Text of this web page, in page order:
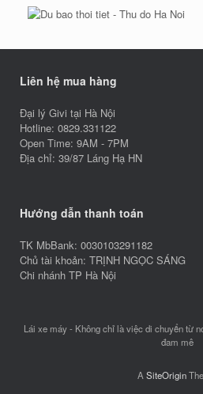
Liên hệ mua hàng
Đại lý Givi tại Hà Nội
Hotline: 0829.331122
Open Time: 9AM - 7PM
Địa chỉ: 39/87 Láng Hạ HN
Hướng dẫn thanh toán
TK MbBank: 0030103291182
Chủ tài khoản: TRỊNH NGỌC SÁNG
Chi nhánh TP Hà Nội
Lái xe máy - Không chỉ là việc di chuyển từ
đam mê
A SiteOrigin